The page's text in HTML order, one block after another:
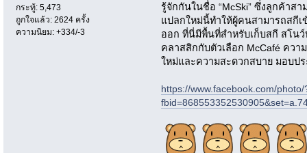
กระทู้: 5,473
ถูกใจแล้ว: 2624 ครั้ง
ความนิยม: +334/-3
รู้จักกันในชื่อ “McSki” ซึ่งลูกค้าส
แปลกใหม่นี้ทำให้ผู้คนสามารถสกี
ออก ที่นี่มีพื้นที่สำหรับเก็บสกี สโน
คลาสสิกกับตัวเลือก McCafé คว
ใหม่และความสะดวกสบาย มอบป
https://www.facebook.com/photo/